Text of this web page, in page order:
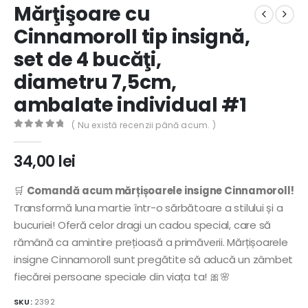
Mărţişoare cu
Cinnamoroll tip insignă,
set de 4 bucăţi,
diametru 7,5cm,
ambalate individual #1
( Nu există recenzii până acum. )
34,00 lei
🛒 Comandă acum mărțișoarele insigne Cinnamoroll!
Transformă luna martie într-o sărbătoare a stilului și a
bucuriei! Oferă celor dragi un cadou special, care să
rămână ca amintire prețioasă a primăverii. Mărțișoarele
insigne Cinnamoroll sunt pregătite să aducă un zâmbet
fiecărei persoane speciale din viața ta! 🎀🌸
SKU: 2392